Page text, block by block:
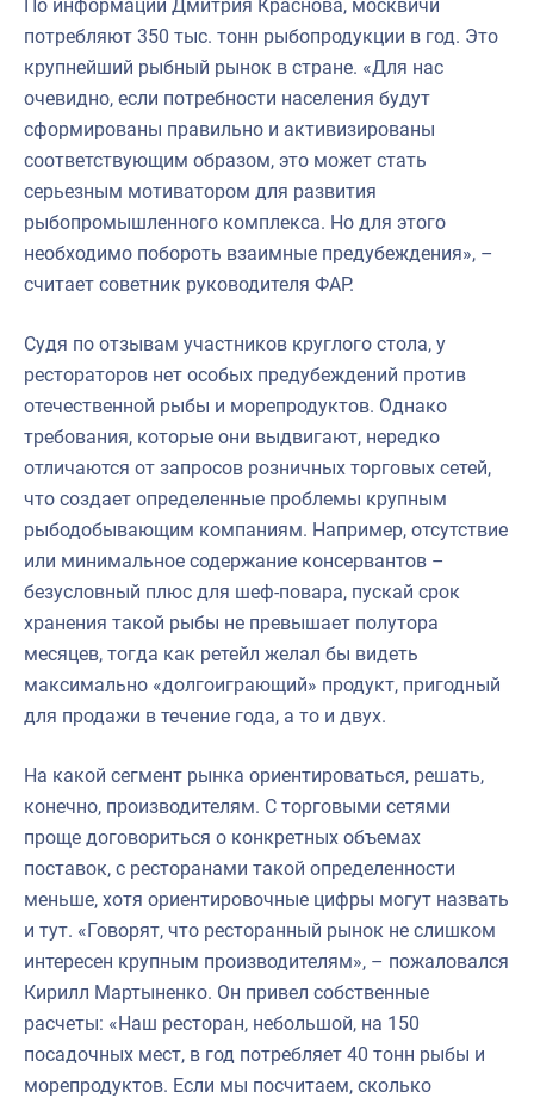
По информации Дмитрия Краснова, москвичи
потребляют 350 тыс. тонн рыбопродукции в год. Это
крупнейший рыбный рынок в стране. «Для нас
очевидно, если потребности населения будут
сформированы правильно и активизированы
соответствующим образом, это может стать
серьезным мотиватором для развития
рыбопромышленного комплекса. Но для этого
необходимо побороть взаимные предубеждения», –
считает советник руководителя ФАР.
Судя по отзывам участников круглого стола, у
рестораторов нет особых предубеждений против
отечественной рыбы и морепродуктов. Однако
требования, которые они выдвигают, нередко
отличаются от запросов розничных торговых сетей,
что создает определенные проблемы крупным
рыбодобывающим компаниям. Например, отсутствие
или минимальное содержание консервантов –
безусловный плюс для шеф-повара, пускай срок
хранения такой рыбы не превышает полутора
месяцев, тогда как ретейл желал бы видеть
максимально «долгоиграющий» продукт, пригодный
для продажи в течение года, а то и двух.
На какой сегмент рынка ориентироваться, решать,
конечно, производителям. С торговыми сетями
проще договориться о конкретных объемах
поставок, с ресторанами такой определенности
меньше, хотя ориентировочные цифры могут назвать
и тут. «Говорят, что ресторанный рынок не слишком
интересен крупным производителям», – пожаловался
Кирилл Мартыненко. Он привел собственные
расчеты: «Наш ресторан, небольшой, на 150
посадочных мест, в год потребляет 40 тонн рыбы и
морепродуктов. Если мы посчитаем, сколько